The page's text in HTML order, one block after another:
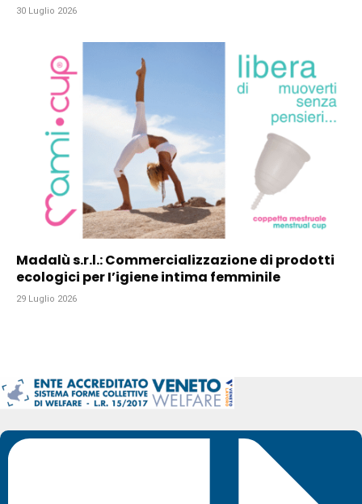
30 Luglio 2026
Madalù s.r.l.: Commercializzazione di prodotti
ecologici per I’igiene intima femminile
29 Luglio 2026